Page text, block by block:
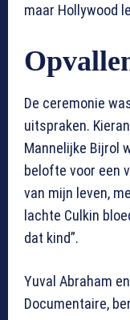
maar Hollywood
De ceremonie
uitspraken.
Mannelijke Bijrol
belofte voor een
van mijn leven,
lachte Culkin
dat kind”.
Yuval Abraham
Documentaire,